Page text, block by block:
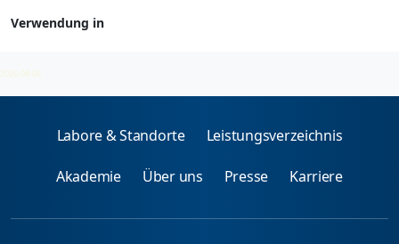
Verwendung in
2026-08-06
Labore & Standorte Leistungsverzeichnis
Akademie Über uns Presse Karriere